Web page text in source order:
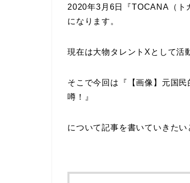
2020年3月6日『TOCANA（ト
になります。
現在は大物タレントXとして活
そこで今回は『【画像】元国
噂！』
について記事を書いていきたい